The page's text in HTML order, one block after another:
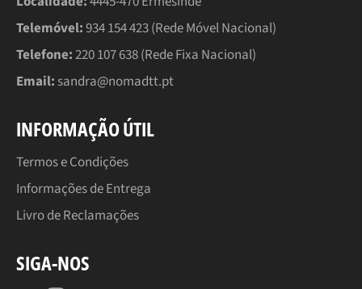
Telemóvel:934 154 423 (Rede Móvel Nacional)
Telefone:220 107 638 (Rede Fixa Nacional)
Email: sandra@nomadtt.pt
INFORMAÇÃO ÚTIL
Termos e Condições
Informações de Entrega
Livro de Reclamações
SIGA-NOS